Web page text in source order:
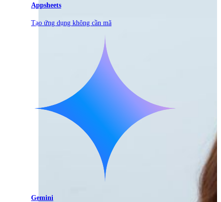
Appsheets
Tạo ứng dụng không cần mã
Gemini